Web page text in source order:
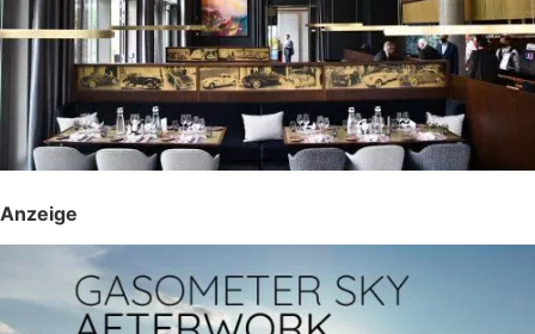
Anzeige